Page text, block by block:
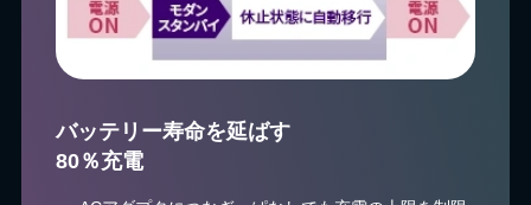
バッテリー寿命を延ばす
80％充電